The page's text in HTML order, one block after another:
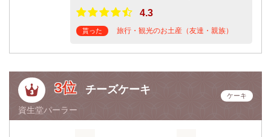
4.3
貰った 旅行・観光のお土産（友達・親族）
3位 チーズケーキ
資生堂パーラー
ケーキ